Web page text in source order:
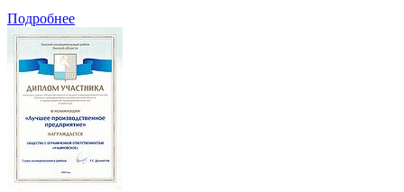
Подробнее